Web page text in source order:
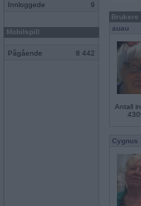
Innloggede 9
Mobilspill
Pågående 8 442
Brukere
auau
Antall
Cygnus